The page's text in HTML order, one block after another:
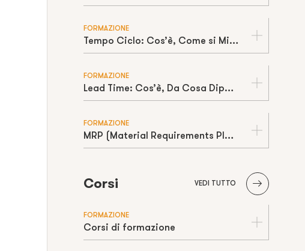
FORMAZIONE
Tempo Ciclo: Cos’è, Come si Misura e Differenza con Takt Time
FORMAZIONE
Lead Time: Cos’è, Da Cosa Dipende e Come Ridurlo in Produzione
FORMAZIONE
MRP (Material Requirements Planning): Cos’è, Come Funziona e Limiti della “Capacità Infinita”
Corsi VEDI TUTTO
FORMAZIONE
Corsi di formazione